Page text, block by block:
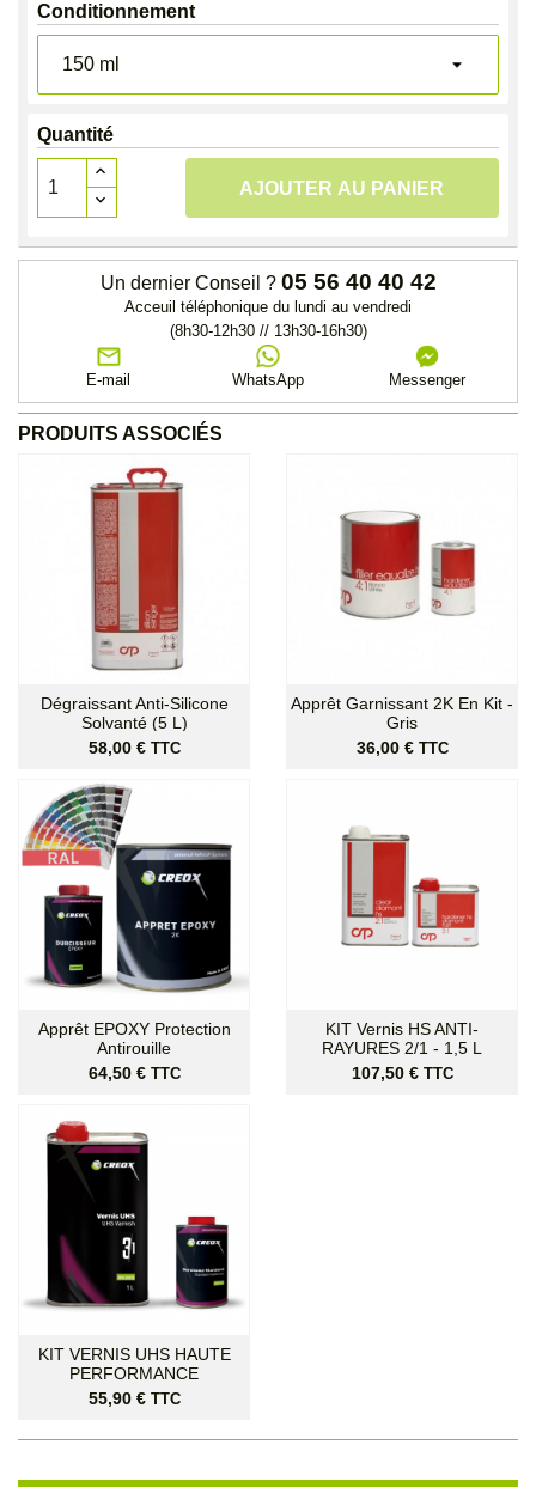
Conditionnement
Quantité
AJOUTER AU PANIER
Un dernier Conseil ? 05 56 40 40 42
Acceuil téléphonique du lundi au vendredi
(8h30-12h30 // 13h30-16h30)
E-mail WhatsApp Messenger
PRODUITS ASSOCIÉS
Dégraissant Anti-Silicone
Solvanté (5 L)
Prix
58,00 € TTC
Apprêt Garnissant 2K En Kit -
Gris
Prix
36,00 € TTC
Apprêt EPOXY Protection
Antirouille
Prix
64,50 € TTC
KIT Vernis HS ANTI-
RAYURES 2/1 - 1,5 L
Prix
107,50 € TTC
KIT VERNIS UHS HAUTE
PERFORMANCE
Prix
55,90 € TTC